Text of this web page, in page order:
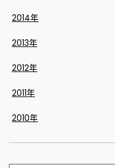
2014年
2013年
2012年
2011年
2010年